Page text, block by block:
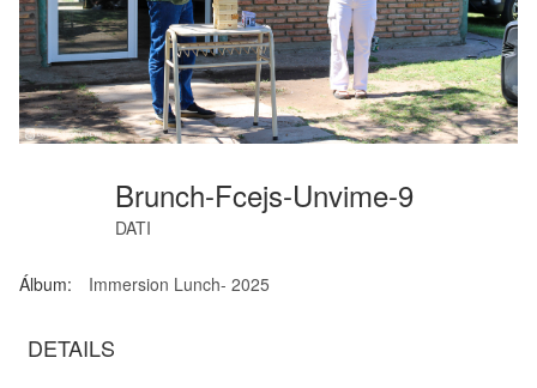
Brunch-Fcejs-Unvime-9
DATI
Álbum: Immersion Lunch- 2025
DETAILS